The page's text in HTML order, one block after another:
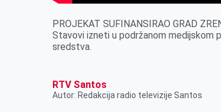
PROJEKAT SUFINANSIRAO GRAD
Stavovi izneti u podržanom medijskom
sredstva.
RTV Santos
Autor: Redakcija radio televizije Santos